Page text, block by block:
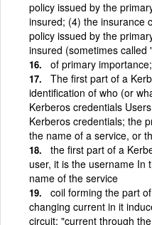
policy issued by the
insured; (4) the insurance
policy issued by the
insured (sometimes called
of primary
The first part of a
identification of who (or
Kerberos credentials
Kerberos credentials; the
the name of a service, or
the first part of a
user, it is the username In
name of the service
coil forming the part
changing current in it
circuit; "current through